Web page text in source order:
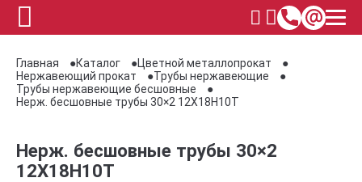
Главная Каталог
Цветной металлопрокат
Нержавеющий прокат
Трубы нержавеющие
Трубы нержавеющие бесшовные
Нерж. бесшовные трубы 30×2 12Х18Н10Т
Нерж. бесшовные трубы 30×2
12Х18Н10Т